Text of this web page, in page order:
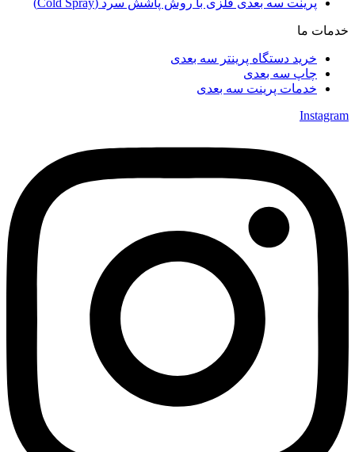
پرینت سه بعدی فلزی با روش پاشش سرد (Cold Spray)
خدمات ما
خرید دستگاه پرینتر سه بعدی
چاپ سه بعدی
خدمات پرینت سه بعدی
Instagram